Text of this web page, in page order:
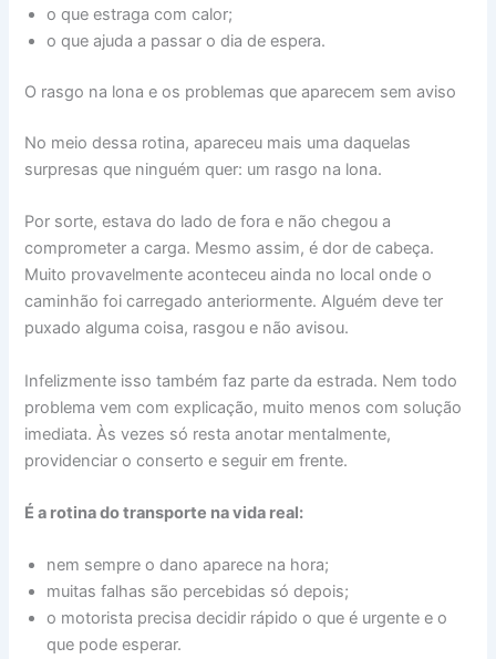
o que estraga com calor;
o que ajuda a passar o dia de espera.
O rasgo na lona e os problemas que aparecem sem aviso
No meio dessa rotina, apareceu mais uma daquelas
surpresas que ninguém quer: um rasgo na lona.
Por sorte, estava do lado de fora e não chegou a
comprometer a carga. Mesmo assim, é dor de cabeça.
Muito provavelmente aconteceu ainda no local onde o
caminhão foi carregado anteriormente. Alguém deve ter
puxado alguma coisa, rasgou e não avisou.
Infelizmente isso também faz parte da estrada. Nem todo
problema vem com explicação, muito menos com solução
imediata. Às vezes só resta anotar mentalmente,
providenciar o conserto e seguir em frente.
É a rotina do transporte na vida real:
nem sempre o dano aparece na hora;
muitas falhas são percebidas só depois;
o motorista precisa decidir rápido o que é urgente e o
que pode esperar.